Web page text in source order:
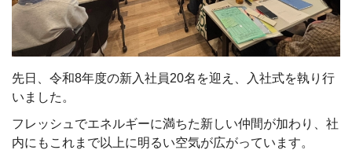
先日、令和8年度の新入社員20名を迎え、入社式を執り行
いました。
フレッシュでエネルギーに満ちた新しい仲間が加わり、社
内にもこれまで以上に明るい空気が広がっています。